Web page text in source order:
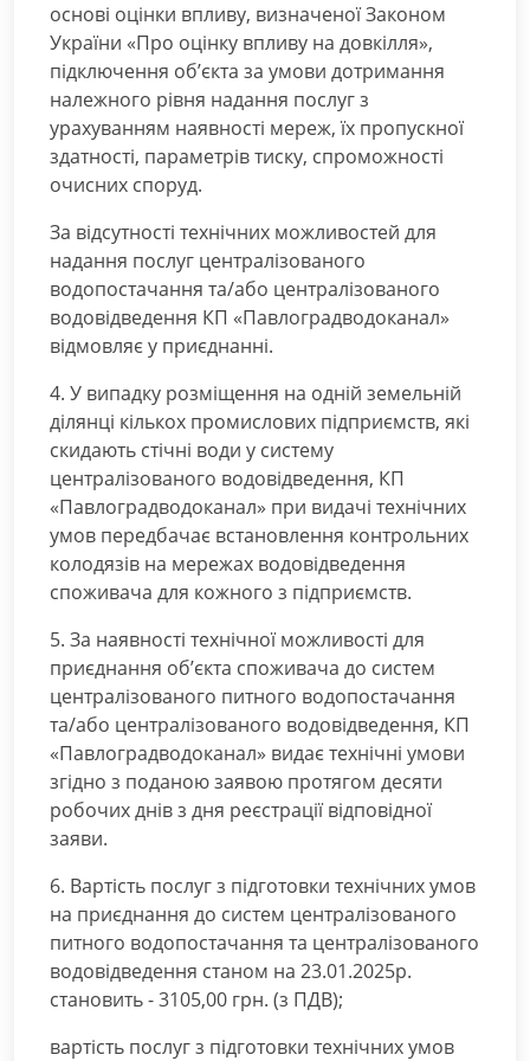
основі оцінки впливу, визначеної Законом
України «Про оцінку впливу на довкілля»,
підключення об’єкта за умови дотримання
належного рівня надання послуг з
урахуванням наявності мереж, їх пропускної
здатності, параметрів тиску, спроможності
очисних споруд.
За відсутності технічних можливостей для
надання послуг централізованого
водопостачання та/або централізованого
водовідведення КП «Павлоградводоканал»
відмовляє у приєднанні.
4. У випадку розміщення на одній земельній
ділянці кількох промислових підприємств, які
скидають стічні води у систему
централізованого водовідведення, КП
«Павлоградводоканал» при видачі технічних
умов передбачає встановлення контрольних
колодязів на мережах водовідведення
споживача для кожного з підприємств.
5. За наявності технічної можливості для
приєднання об’єкта споживача до систем
централізованого питного водопостачання
та/або централізованого водовідведення, КП
«Павлоградводоканал» видає технічні умови
згідно з поданою заявою протягом десяти
робочих днів з дня реєстрації відповідної
заяви.
6. Вартість послуг з підготовки технічних умов
на приєднання до систем централізованого
питного водопостачання та централізованого
водовідведення станом на 23.01.2025р.
становить - 3105,00 грн. (з ПДВ);
вартість послуг з підготовки технічних умов